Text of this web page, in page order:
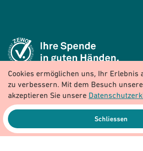
© Stiftung Denk an mich
Cookies ermöglichen uns, Ihr Erlebnis
zu verbessern. Mit dem Besuch
akzeptieren Sie unsere
Schliessen